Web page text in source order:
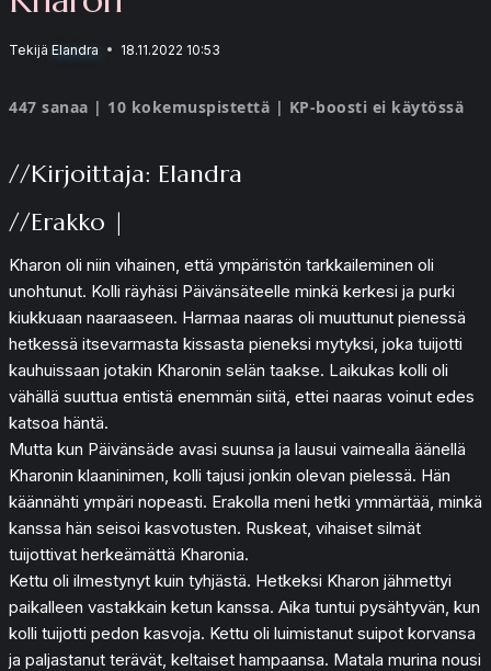
Tekijä Elandra 18.11.2022 10:53
447 sanaa | 10 kokemuspistettä | KP-boosti ei käytössä
//Kirjoittaja: Elandra
//Erakko |
Kharon oli niin vihainen, että ympäristön tarkkaileminen oli
unohtunut. Kolli räyhäsi Päivänsäteelle minkä kerkesi ja purki
kiukkuaan naaraaseen. Harmaa naaras oli muuttunut pienessä
hetkessä itsevarmasta kissasta pieneksi mytyksi, joka tuijotti
kauhuissaan jotakin Kharonin selän taakse. Laikukas kolli oli
vähällä suuttua entistä enemmän siitä, ettei naaras voinut edes
katsoa häntä.
Mutta kun Päivänsäde avasi suunsa ja lausui vaimealla äänellä
Kharonin klaaninimen, kolli tajusi jonkin olevan pielessä. Hän
käännähti ympäri nopeasti. Erakolla meni hetki ymmärtää, minkä
kanssa hän seisoi kasvotusten. Ruskeat, vihaiset silmät
tuijottivat herkeämättä Kharonia.
Kettu oli ilmestynyt kuin tyhjästä. Hetkeksi Kharon jähmettyi
paikalleen vastakkain ketun kanssa. Aika tuntui pysähtyvän, kun
kolli tuijotti pedon kasvoja. Kettu oli luimistanut suipot korvansa
ja paljastanut terävät, keltaiset hampaansa. Matala murina nousi